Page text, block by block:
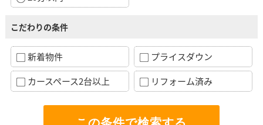
こだわりの条件
新着物件
プライスダウン
カースペース2台以上
リフォーム済み